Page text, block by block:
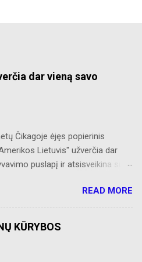
dar vieną savo
Čikagoje ėjęs popierinis
Lietuvis" užverčia dar
puslapį ir atsisveikina su
apie Amerikos lietuvių
apžvalgų, trumpų žinių
jos priemiesčius. Dėkojame
ir neseniai prie AL
skaitytojams. Ačiū už palaikymą
READ MORE
KŪRYBOS